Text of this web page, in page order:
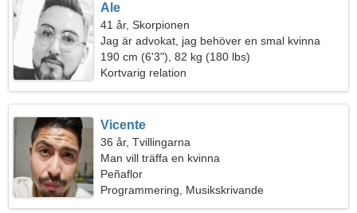
Ale
41 år, Skorpionen
Jag är advokat, jag behöver en smal kvinna
190 cm (6'3"), 82 kg (180 lbs)
Kortvarig relation
Vicente
36 år, Tvillingarna
Man vill träffa en kvinna
Peñaflor
Programmering, Musikskrivande